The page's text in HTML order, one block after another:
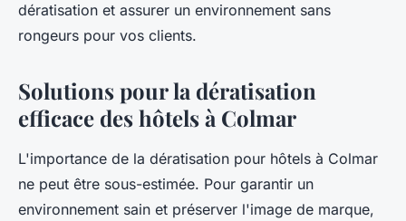
dératisation et assurer un environnement sans
rongeurs pour vos clients.
Solutions pour la dératisation
efficace des hôtels à Colmar
L'importance de la dératisation pour hôtels à Colmar
ne peut être sous-estimée. Pour garantir un
environnement sain et préserver l'image de marque,